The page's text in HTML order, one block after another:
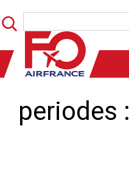
au
contenu
Rechercher
periodes :